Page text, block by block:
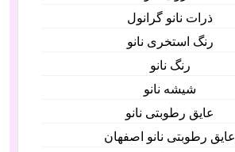
ذرات نانو گرانول
رنگ استخری نانو
رنگ نانو
شیشه نانو
عایق رطوبتی نانو
عایق رطوبتی نانو اصفهان